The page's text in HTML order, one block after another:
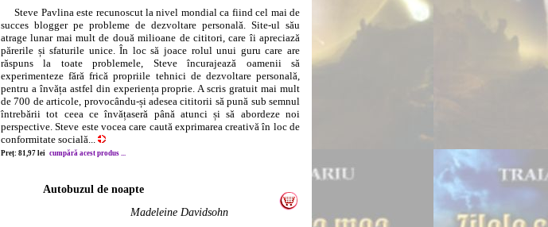
Steve Pavlina este recunoscut la nivel mondial ca fiind cel mai de
succes blogger pe probleme de dezvoltare personală. Site-ul său
atrage lunar mai mult de două milioane de cititori, care îi apreciază
părerile și sfaturile unice. În loc să joace rolul unui guru care are
răspuns la toate problemele, Steve încurajează oamenii să
experimenteze fără frică propriile tehnici de dezvoltare personală,
pentru a învăța astfel din experiența proprie. A scris gratuit mai mult
de 700 de articole, provocându-și adesea cititorii să pună sub semnul
întrebării tot ceea ce învățaseră până atunci și să abordeze noi
perspective. Steve este vocea care caută exprimarea creativă în loc de
conformitate socială...
Preț: 81,97 lei cumpără acest produs ...
Autobuzul de noapte
Madeleine Davidsohn